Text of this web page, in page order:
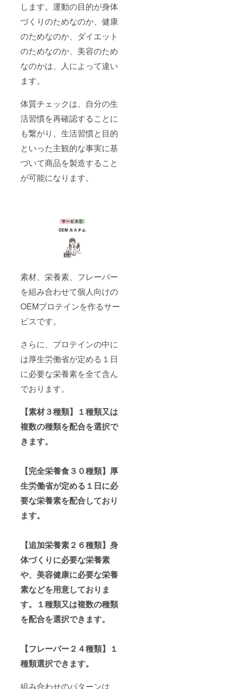
します。運動の目的が身体
づくりのためなのか、健康
のためなのか、ダイエット
のためなのか、美容のため
なのかは、人によって違い
ます。
体質チェックは、自分の生
活習慣を再確認することに
も繋がり、生活習慣と目的
といった主観的な事実に基
づいて商品を製造すること
が可能になります。
素材、栄養素、フレーバー
を組み合わせて個人向けの
OEMプロテインを作るサー
ビスです。
さらに、プロテインの中に
は厚生労働省が定める１日
に必要な栄養素を全て含ん
でおります。
【素材３種類】１種類又は
複数の種類を配合を選択で
きます。
【完全栄養食３０種類】厚
生労働省が定める１日に必
要な栄養素を配合しており
ます。
【追加栄養素２６種類】身
体づくりに必要な栄養素
や、美容健康に必要な栄養
素などを用意しておりま
す。１種類又は複数の種類
を配合を選択できます。
【フレーバー２４種類】１
種類選択できます。
組み合わせのパターンは、